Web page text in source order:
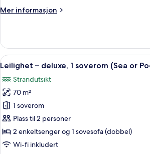
soverom,
adults)
Mer informasjon
Mer
–
standard,
1
soverom,
terrasse
(4
adults)
Åpne
alle
bildene
av
Leilighet
–
deluxe,
1
6
Leilighet – deluxe, 1 soverom (Sea or
Strandutsikt
70 m²
1 soverom
Plass til 2 personer
2 enkeltsenger og 1 sovesofa (dobbel)
Wi-fi inkludert